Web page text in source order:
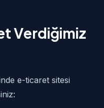
Verdiğimiz
e-ticaret sitesi